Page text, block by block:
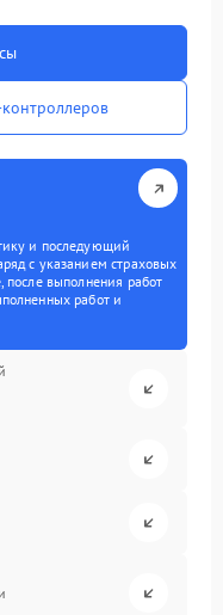
и последующий
с указанием страховых
после выполнения работ
работ и